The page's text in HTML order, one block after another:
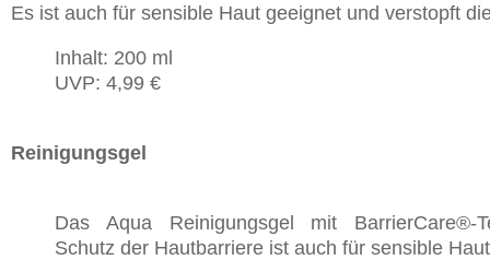
Es ist auch für sensible Haut geeignet und verstopft
Inhalt: 200 ml
UVP: 4,99 €
Reinigungsgel
Das Aqua Reinigungsgel mit BarrierCare®-
Schutz der Hautbarriere ist auch für sensible